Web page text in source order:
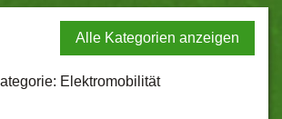
Alle Kategorien anzeigen
Elektromobilität